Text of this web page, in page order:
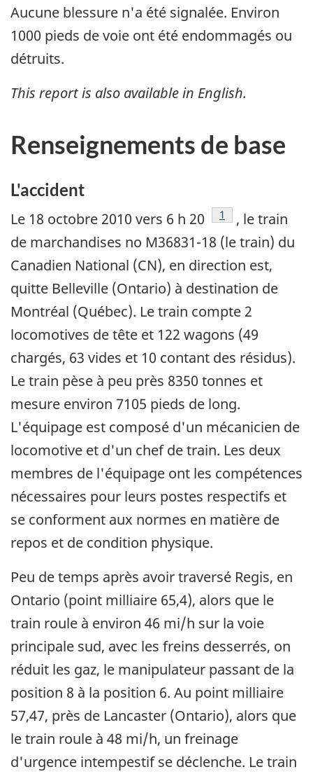
Aucune blessure n'a été signalée. Environ
1000 pieds de voie ont été endommagés ou
détruits.
This report is also available in English.
Renseignements de base
L'accident
Le 18 octobre 2010 vers 6 h 20 Note de bas de
1
, le train
de marchandises no M36831-18 (le train) du
Canadien National (CN), en direction est,
quitte Belleville (Ontario) à destination de
Montréal (Québec). Le train compte 2
locomotives de tête et 122 wagons (49
chargés, 63 vides et 10 contant des résidus).
Le train pèse à peu près 8350 tonnes et
mesure environ 7105 pieds de long.
L'équipage est composé d'un mécanicien de
locomotive et d'un chef de train. Les deux
membres de l'équipage ont les compétences
nécessaires pour leurs postes respectifs et
se conforment aux normes en matière de
repos et de condition physique.
Peu de temps après avoir traversé Regis, en
Ontario (point milliaire 65,4), alors que le
train roule à environ 46 mi/h sur la voie
principale sud, avec les freins desserrés, on
réduit les gaz, le manipulateur passant de la
position 8 à la position 6. Au point milliaire
57,47, près de Lancaster (Ontario), alors que
le train roule à 48 mi/h, un freinage
d'urgence intempestif se déclenche. Le train